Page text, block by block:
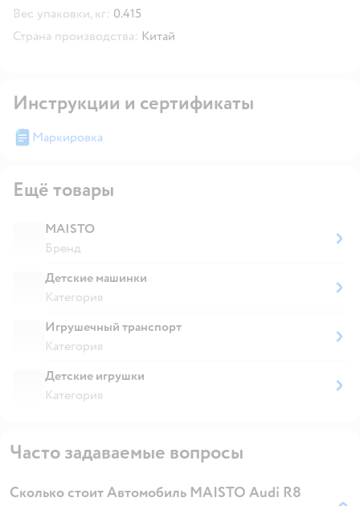
Вес упаковки, кг: 0.415
Страна производства: Китай
Инструкции и сертификаты
Маркировка
Ещё товары
MAISTO
Бренд
Детские машинки
Категория
Игрушечный транспорт
Категория
Детские игрушки
Категория
Часто задаваемые вопросы
Сколько стоит Автомобиль MAISTO Audi R8